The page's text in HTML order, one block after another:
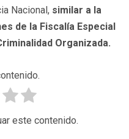
Nacional, similar a la
de la Fiscalía Especial
Organizada.
este contenido.